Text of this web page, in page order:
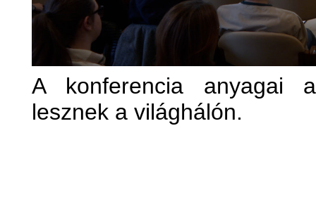
A konferencia anyagai
lesznek a világhálón.